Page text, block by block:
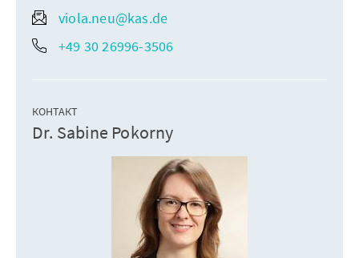
viola.neu@kas.de
+49 30 26996-3506
КОНТАКТ
Dr. Sabine Pokorny